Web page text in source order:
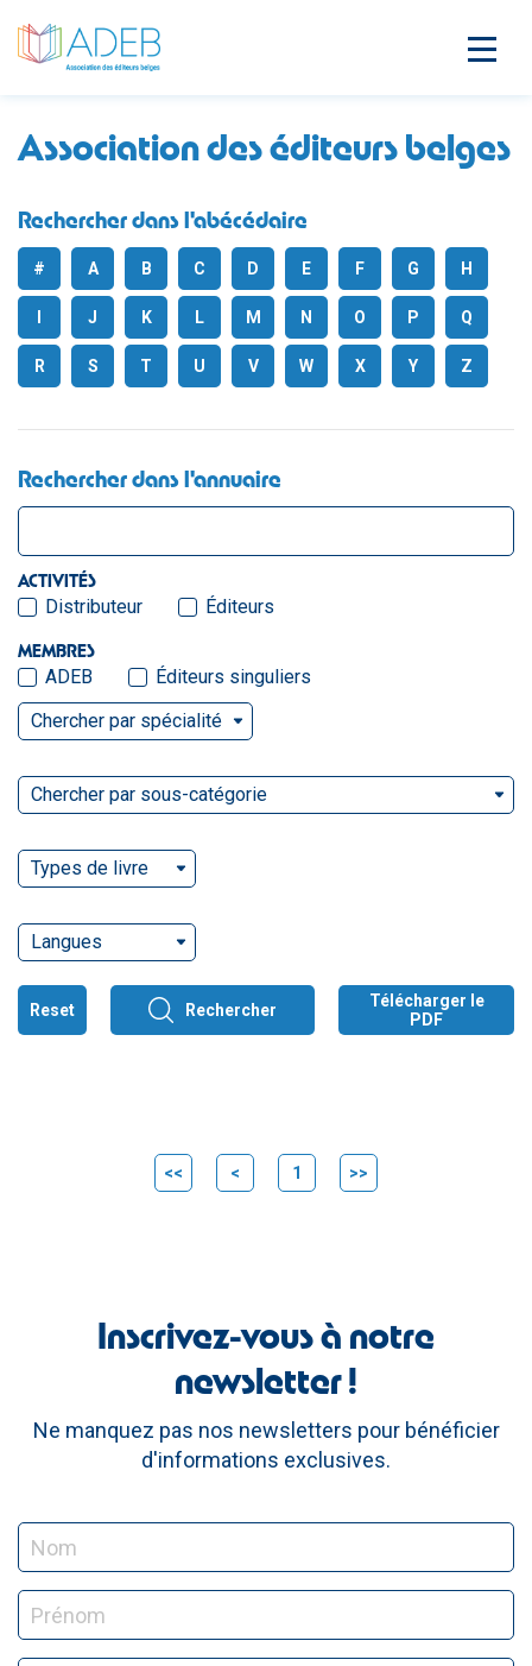
Association des éditeurs belges
Rechercher dans l'abécédaire
# A B C D E F G H
J K L M N O P Q
R S T U V W X Y Z
Rechercher dans l'annuaire
ACTIVITÉS
Distributeur Éditeurs
MEMBRES
ADEB
Éditeurs singuliers
Chercher par spécialité
Chercher par sous-catégorie
Types de livre
Langues
Reset Rechercher
Télécharger le
PDF
<< < 1 >>
Inscrivez-vous à notre
newsletter !
Ne manquez pas nos newsletters pour bénéficier
d'informations exclusives.